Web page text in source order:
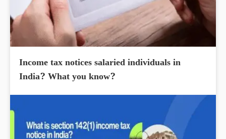
Income tax notices salaried individuals in
India? What you know?